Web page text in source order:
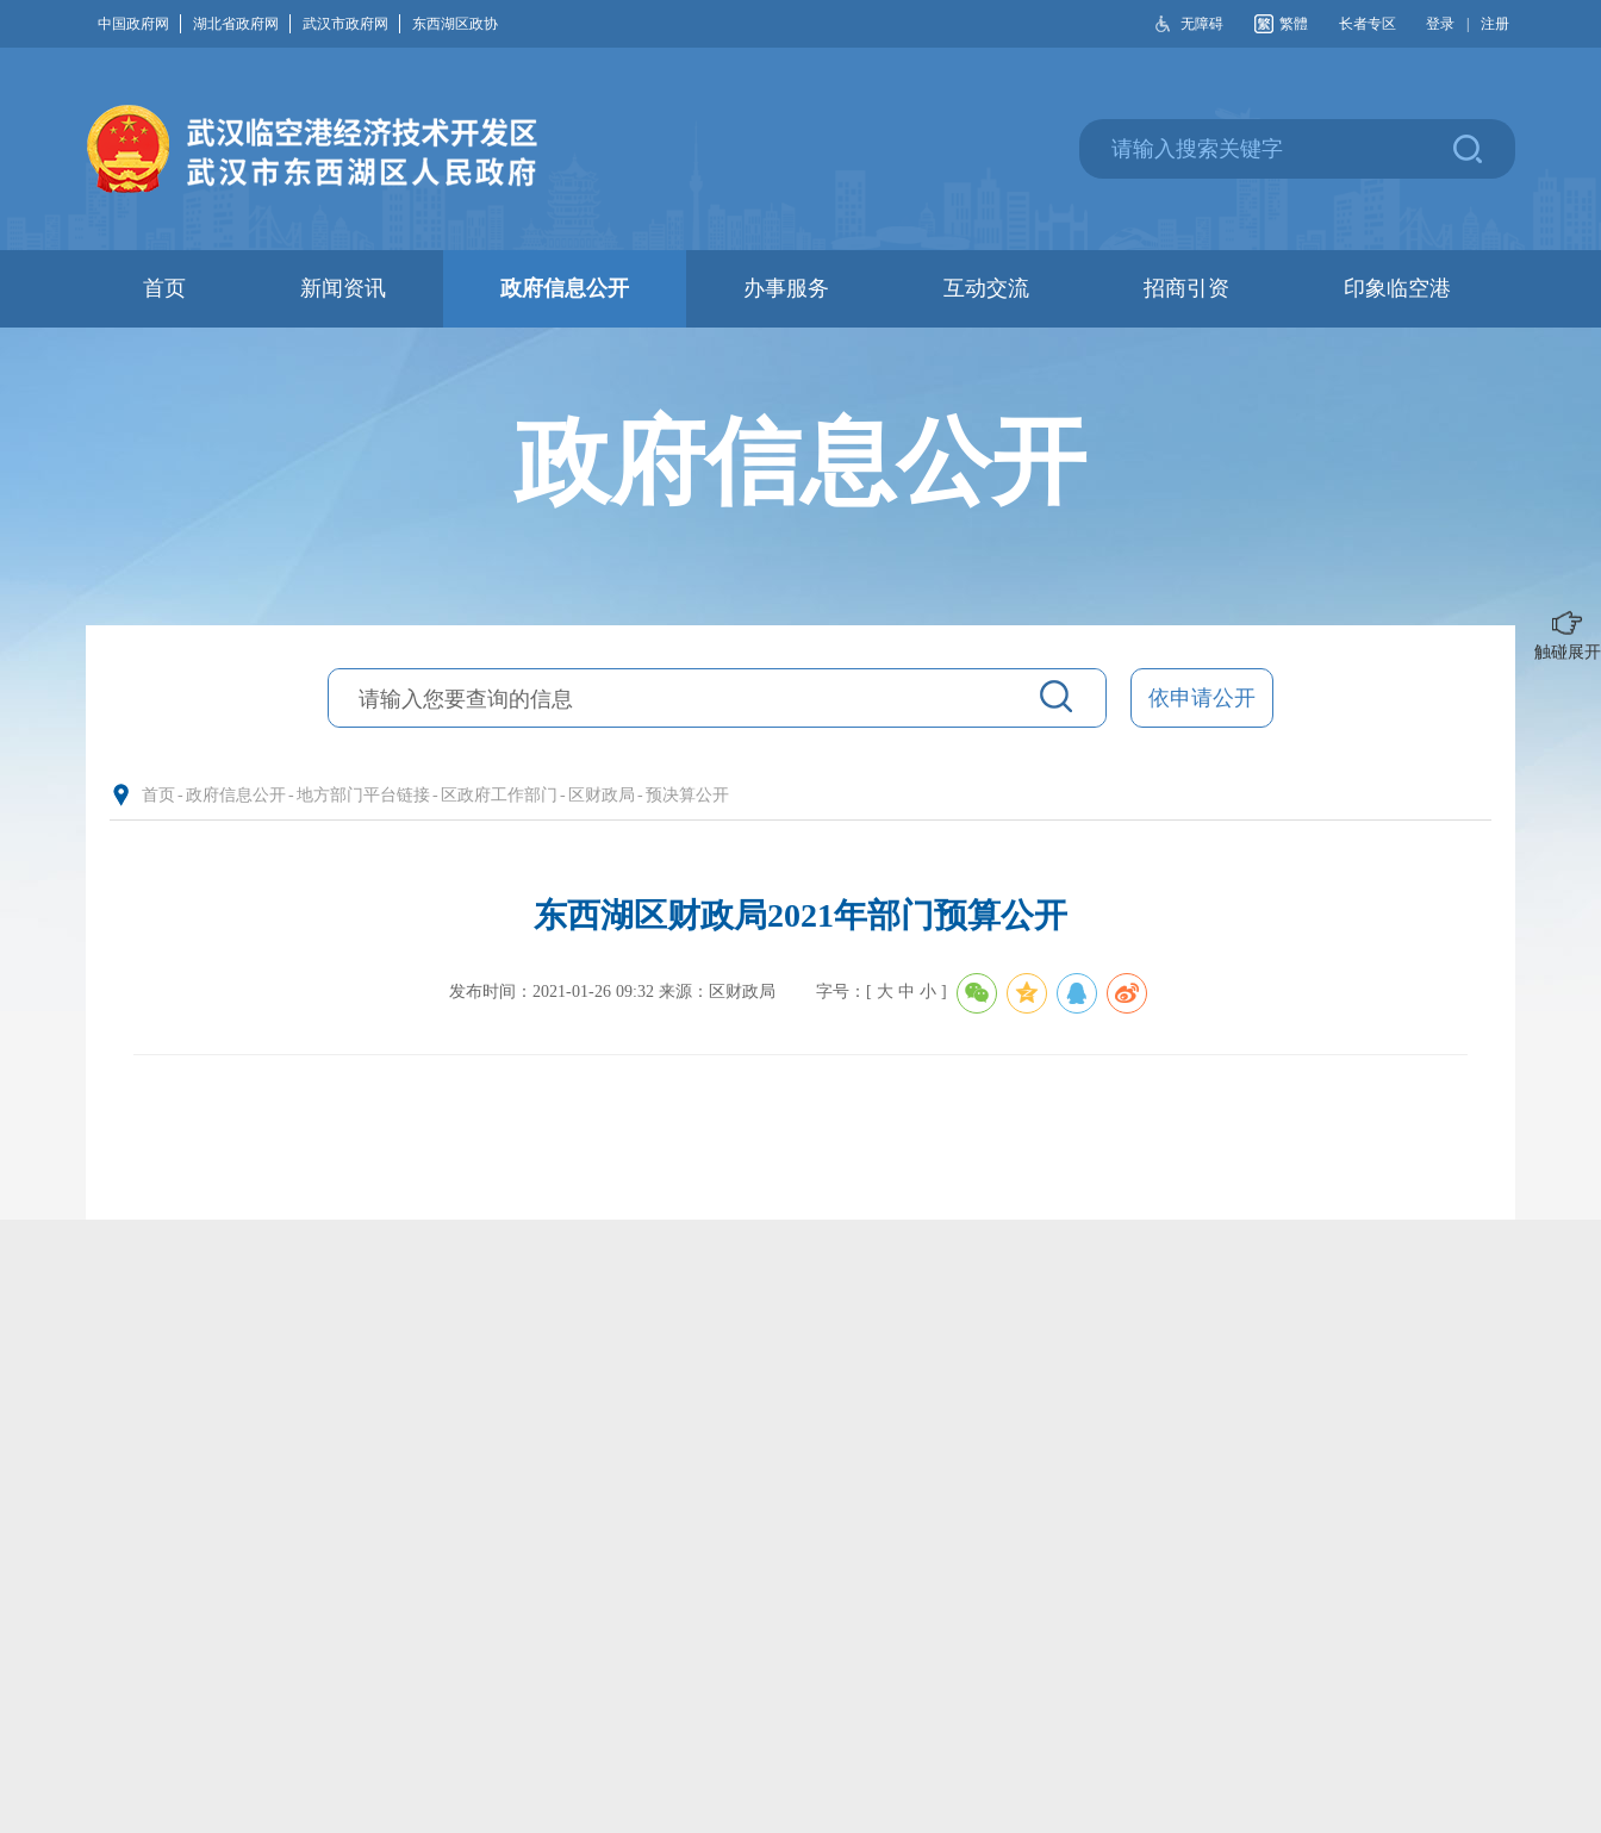
中国政府网 湖北省政府网 武汉市政府网 东西湖区政协 无障碍 繁體 长者专区 登录 注册
首页 新闻资讯 政府信息公开 办事服务 互动交流 招商引资 印象临空港
政府信息公开
依申请公开
首页 - 政府信息公开- 地方部门平台链接- 区政府工作部门 - 区财政局 - 预决算公开
东西湖区财政局2021年部门预算公开
发布时间：2021-01-26 09:32 来源：区财政局 字号：[ 大 中 小 ]
触碰展开